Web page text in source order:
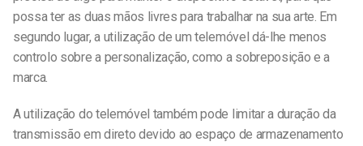
possa ter as duas mãos livres para trabalhar na sua arte. Em
segundo lugar, a utilização de um telemóvel dá-lhe menos
controlo sobre a personalização, como a sobreposição e a
marca.
A utilização do telemóvel também pode limitar a duração da
transmissão em direto devido ao espaço de armazenamento